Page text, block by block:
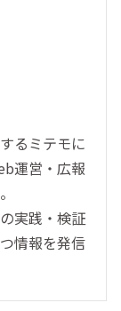
るミテモに
運営・広報
実践・検証
情報を発信